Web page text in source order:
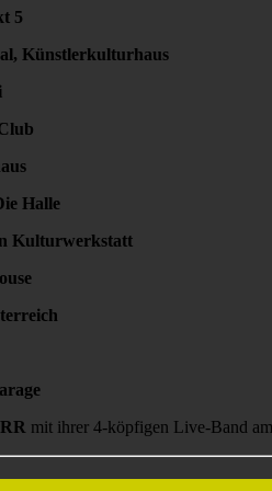
5
Künstlerkulturhaus
Halle
Kulturwerkstatt
mit ihrer 4-köpfigen Live-Band am